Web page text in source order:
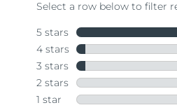
Same
page
link.